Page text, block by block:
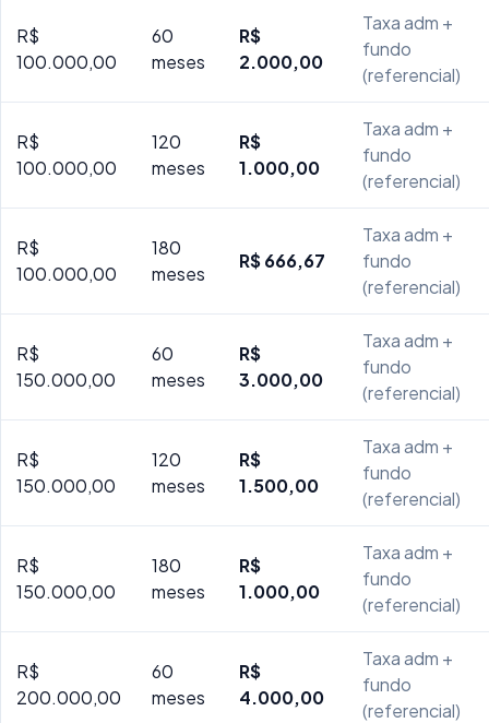
R$
100.000,00
60
meses
R$
2.000,00
Taxa adm +
fundo
(referencial)
R$
100.000,00
120
meses
R$
1.000,00
Taxa adm +
fundo
(referencial)
R$
100.000,00
180
meses
R$ 666,67
Taxa adm +
fundo
(referencial)
R$
150.000,00
60
meses
R$
3.000,00
Taxa adm +
fundo
(referencial)
R$
150.000,00
120
meses
R$
1.500,00
Taxa adm +
fundo
(referencial)
R$
150.000,00
180
meses
R$
1.000,00
Taxa adm +
fundo
(referencial)
R$
200.000,00
60
meses
R$
4.000,00
Taxa adm +
fundo
(referencial)